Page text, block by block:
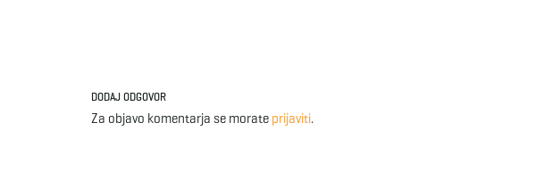
DODAJ ODGOVOR
Za objavo komentarja se morate prijaviti.